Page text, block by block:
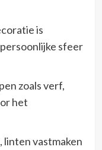
is
sfeer
zoals verf,
het
linten vastmaken